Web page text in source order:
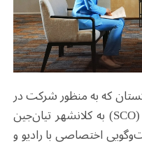
که به منظور شرکت در
اجلاس سازمان همکاری شانگهای (SCO) به کلانشهر تیان‌جین
اختصاصی با رادیو و